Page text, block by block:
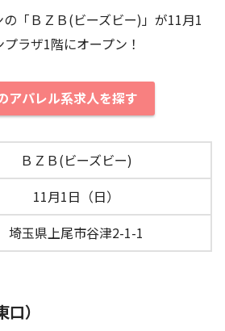
「ＢＺＢ(ビーズビー)」が11月1
ラザ1階にオープン！
アパレル系求人を探す
ＢＺＢ(ビーズビー)
11月1日（日）
埼玉県上尾市谷津2-1-1
）